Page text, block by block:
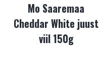
Mo Saaremaa
Cheddar White juust
viil 150g